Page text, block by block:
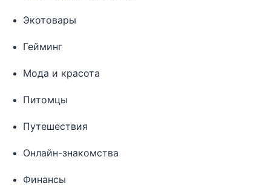
Экотовары
Гейминг
Мода и красота
Питомцы
Путешествия
Онлайн-знакомства
Финансы